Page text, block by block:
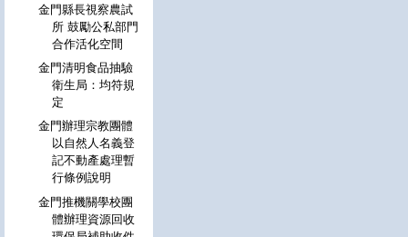
金門縣長視察農試
所 鼓勵公私部門
合作活化空間
金門清明食品抽驗
衛生局：均符規
定
金門辦理宗教團體
以自然人名義登
記不動產處理暫
行條例說明
金門推機關學校團
體辦理資源回收